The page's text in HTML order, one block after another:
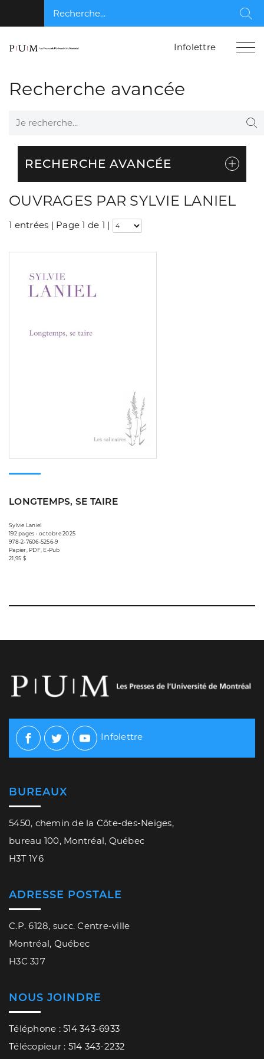
Recherche...
Infolettre
Recherche avancée
Je recherche...
RECHERCHE AVANCÉE
OUVRAGES PAR SYLVIE LANIEL
1 entrées | Page 1 de 1 |
LONGTEMPS, SE TAIRE
Sylvie Laniel
192 pages • octobre 2025
978-2-7606-5256-9
Papier, PDF, E-Pub
21,95 $
Facebook
TwitterYoutube
Infolettre
BUREAUX
5450, chemin de la Côte-des-Neiges,
bureau 100, Montréal, Québec
H3T 1Y6
ADRESSE POSTALE
C.P. 6128, succ. Centre-ville
Montréal, Québec
H3C 3J7
NOUS JOINDRE
Téléphone : 514 343-6933
Télécopieur : 514 343-2232